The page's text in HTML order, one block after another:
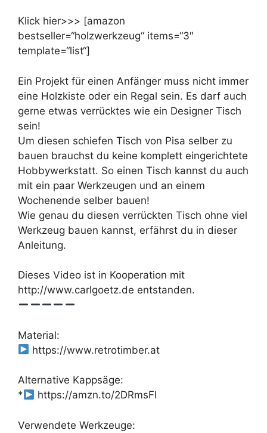
Klick hier>>> [amazon
bestseller=“holzwerkzeug“ items=“3″
template=“list“]
Ein Projekt für einen Anfänger muss nicht immer
eine Holzkiste oder ein Regal sein. Es darf auch
gerne etwas verrücktes wie ein Designer Tisch
sein!
Um diesen schiefen Tisch von Pisa selber zu
bauen brauchst du keine komplett eingerichtete
Hobbywerkstatt. So einen Tisch kannst du auch
mit ein paar Werkzeugen und an einem
Wochenende selber bauen!
Wie genau du diesen verrückten Tisch ohne viel
Werkzeug bauen kannst, erfährst du in dieser
Anleitung.
Dieses Video ist in Kooperation mit
http://www.carlgoetz.de entstanden.
Material:
https://www.retrotimber.at
Alternative Kappsäge:
*
https://amzn.to/2DRmsFl
Verwendete Werkzeuge: